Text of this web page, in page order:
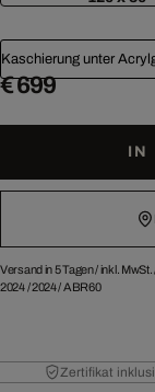
Kaschierung unter
€ 699
IN
Versand in 5 Tagen /inkl. MwSt.
2024/2024/ABR60
Zertifikat